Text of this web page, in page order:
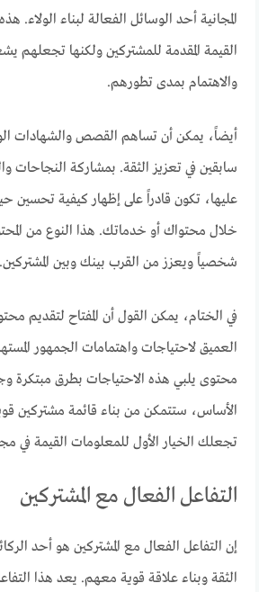
المجانية أحد الوسائل الفعالة لبناء الولاء.
القيمة المقدمة للمشتركين ولكنها تجعلهم
والاهتمام بمدى تطورهم.
أيضاً، يمكن أن تساهم القصص والشهادات
سابقين في تعزيز الثقة. بمشاركة النجاحات
عليها، تكون قادراً على إظهار كيفية تحسين
خلال محتواك أو خدماتك. هذا النوع من
شخصياً ويعزز من القرب بينك وبين المشتركين.
في الختام، يمكن القول أن المفتاح لتقديم
العميق لاحتياجات واهتمامات الجمهور
محتوى يلبي هذه الاحتياجات بطرق مبتكرة
الأساس، ستتمكن من بناء قائمة مشتركين
تجعلك الخيار الأول للمعلومات القيمة في
التفاعل الفعال مع المشتركين
إن التفاعل الفعال مع المشتركين هو أحد
الثقة وبناء علاقة قوية معهم. يعد هذا